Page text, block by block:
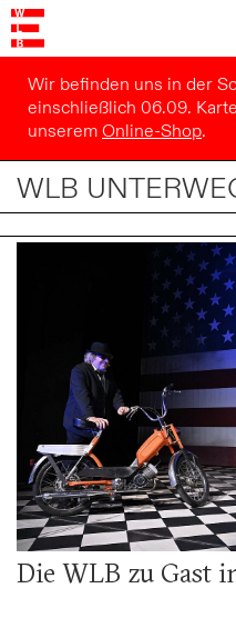
Wir befinden uns in der
einschließlich 06.09.
unseremOnline-Shop.
WLB
Die WLB zu Gast